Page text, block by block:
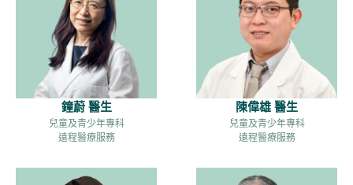
鐘蔚 醫生
兒童及青少年專科
遠程醫療服務
陳偉雄 醫生
兒童及青少年專科
遠程醫療服務